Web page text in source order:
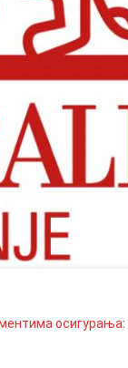
осигурања: